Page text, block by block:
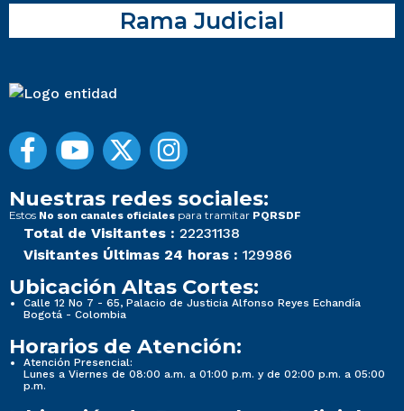
Rama Judicial
Nuestras redes sociales:
Estos No son canales oficiales para tramitar PQRSDF
Total de Visitantes : 22231138
Visitantes Últimas 24 horas : 129986
Ubicación Altas Cortes:
Calle 12 No 7 - 65, Palacio de Justicia Alfonso Reyes Echandía
Bogotá - Colombia
Horarios de Atención:
Atención Presencial:
Lunes a Viernes de 08:00 a.m. a 01:00 p.m. y de 02:00 p.m. a 05:00
p.m.